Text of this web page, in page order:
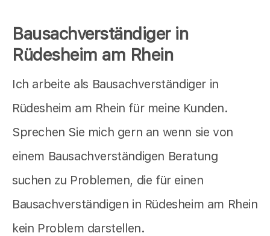
Bausachverständiger in
Rüdesheim am Rhein
Ich arbeite als Bausachverständiger in
Rüdesheim am Rhein für meine Kunden.
Sprechen Sie mich gern an wenn sie von
einem Bausachverständigen Beratung
suchen zu Problemen, die für einen
Bausachverständigen in Rüdesheim am Rhein
kein Problem darstellen.